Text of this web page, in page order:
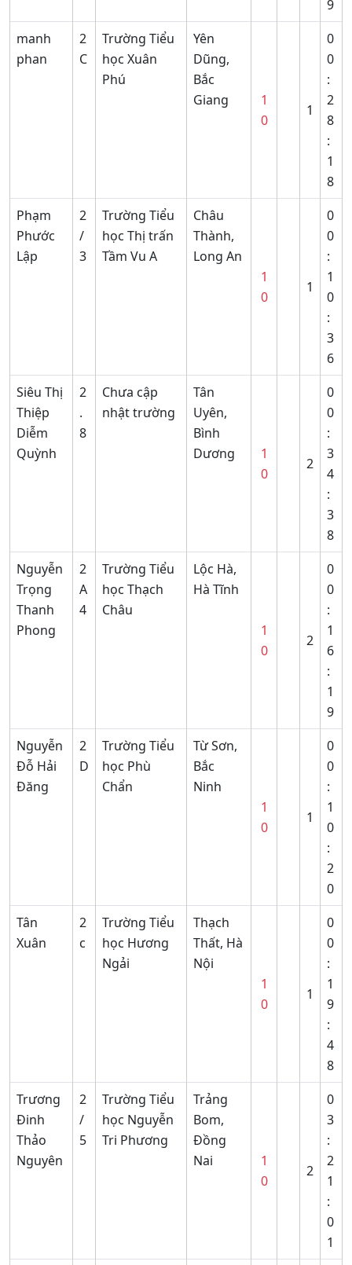
9
manh
phan
2
C
Trường Tiểu
học Xuân
Phú
Yên
Dũng,
Bắc
Giang
1
0
1
0
0
:
2
8
:
1
8
Phạm
Phước
Lập
2
/
3
Trường Tiểu
học Thị trấn
Tầm Vu A
Châu
Thành,
Long An
1
0
1
0
0
:
1
0
:
3
6
Siêu Thị
Thiệp
Diễm
Quỳnh
2
.
8
Chưa cập
nhật trường
Tân
Uyên,
Bình
Dương
1
0
2
0
0
:
3
4
:
3
8
Nguyễn
Trọng
Thanh
Phong
2
A
4
Trường Tiểu
học Thạch
Châu
Lộc Hà,
Hà Tĩnh
1
0
2
0
0
:
1
6
:
1
9
Nguyễn
Đỗ Hải
Đăng
2
D
Trường Tiểu
học Phù
Chẩn
Từ Sơn,
Bắc
Ninh
1
0
1
0
0
:
1
0
:
2
0
Tân
Xuân
2
c
Trường Tiểu
học Hương
Ngải
Thạch
Thất, Hà
Nội
1
0
1
0
0
:
1
9
:
4
8
Trương
Đinh
Thảo
Nguyên
2
/
5
Trường Tiểu
học Nguyễn
Tri Phương
Trảng
Bom,
Đồng
Nai
1
0
2
0
3
:
2
1
:
0
1